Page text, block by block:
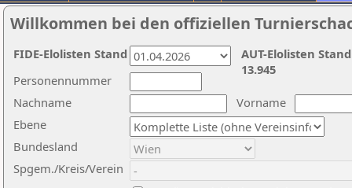
Willkommen bei den offiziellen
Nachname
Vorname
Ebene
Personennummer
Bundesland
Spgem./Kreis/Verein
AUT-Elolisten
13.945
FIDE-Elolisten Stand